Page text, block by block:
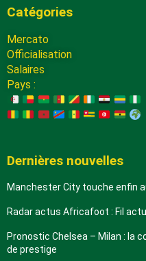
Catégories
Mercato
Officialisation
Salaires
Pays :
Dernières nouvelles
Manchester City touche enfin
Radar actus Africafoot : Fil
Pronostic Chelsea – Milan : la
de prestige